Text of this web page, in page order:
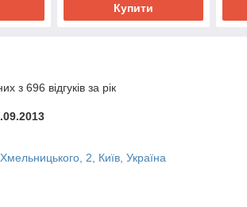
Купити
з 696 відгуків за рік
2, Київ, Україна